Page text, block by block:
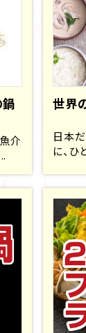
鍋
介
世界
日本
に、